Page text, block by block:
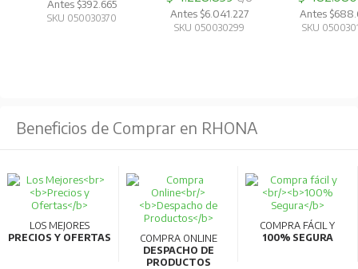
Automóvil (x1): 12Vcc - 8A Max.
Ciclo de vida: 3000 ciclos al 80% de la capacidad.
BMS
Protección contra sobretensión, Protección contra
sobrecarga, Protección contra sobretemperatura,
Protección contra cortocircuitos Protección contra baja
Antes $392.665
SKU 050030370 Antes $6.041.227
SKU 050030299
Antes
SKU
Beneficios de Comprar en RHONA
LOS MEJORES
PRECIOS Y OFERTAS
COMPRA ONLINE
DESPACHO DE
PRODUCTOS
COMPRA FÁCIL Y
100% SEGURA